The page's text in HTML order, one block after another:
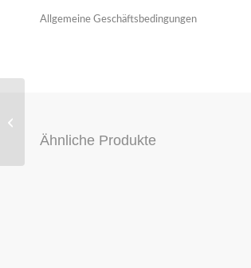
Allgemeine Geschäftsbedingungen
Ähnliche Produkte
— AUDI URQUATTRO
COUPE TYP 81 85 //...